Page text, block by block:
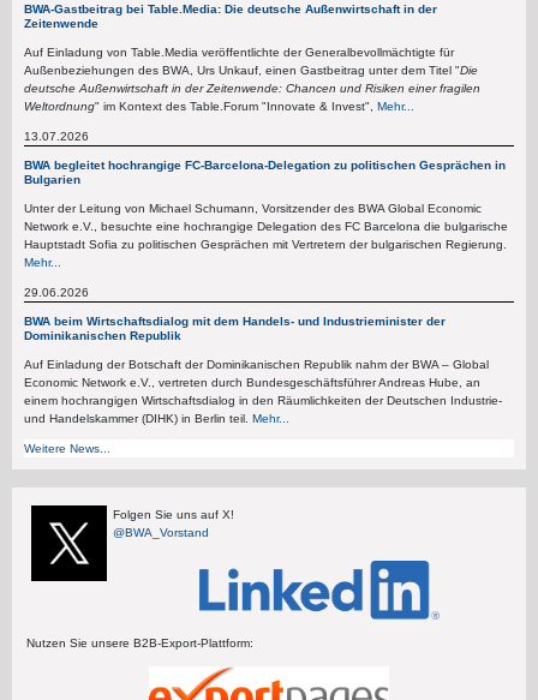
BWA-Gastbeitrag bei Table.Media: Die deutsche Außenwirtschaft in der
Zeitenwende
Auf Einladung von Table.Media veröffentlichte der Generalbevollmächtigte für
Außenbeziehungen des BWA, Urs Unkauf, einen Gastbeitrag unter dem Titel "Die
deutsche Außenwirtschaft in der Zeitenwende: Chancen und Risiken einer fragilen
Weltordnung" im Kontext des Table.Forum "Innovate & Invest", Mehr...
13.07.2026
BWA begleitet hochrangige FC-Barcelona-Delegation zu politischen Gesprächen in
Bulgarien
Unter der Leitung von Michael Schumann, Vorsitzender des BWA Global Economic
Network e.V., besuchte eine hochrangige Delegation des FC Barcelona die bulgarische
Hauptstadt Sofia zu politischen Gesprächen mit Vertretern der bulgarischen Regierung.
Mehr...
29.06.2026
BWA beim Wirtschaftsdialog mit dem Handels- und Industrieminister der
Dominikanischen Republik
Auf Einladung der Botschaft der Dominikanischen Republik nahm der BWA – Global
Economic Network e.V., vertreten durch Bundesgeschäftsführer Andreas Hube, an
einem hochrangigen Wirtschaftsdialog in den Räumlichkeiten der Deutschen Industrie-
und Handelskammer (DIHK) in Berlin teil. Mehr...
Weitere News...
Folgen Sie uns auf X!
@BWA_Vorstand
Nutzen Sie unsere B2B-Export-Plattform: